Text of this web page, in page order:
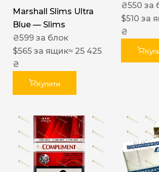
Marshall Slims Ultra
Blue — Slims
₴599 за блок
$565 за ящик≈ 25 425
₴
Купити
₴550 за
$510 за
₴